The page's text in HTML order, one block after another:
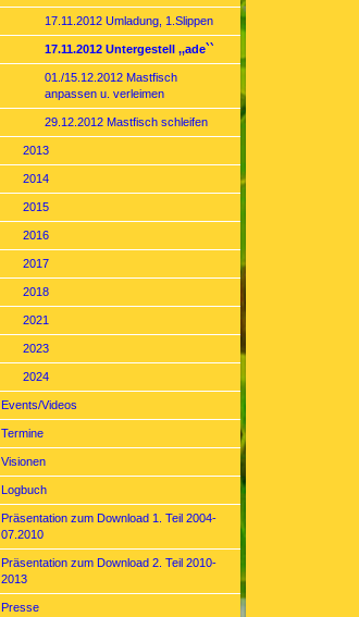
17.11.2012 Umladung, 1.Slippen
17.11.2012 Untergestell ,,ade``
01./15.12.2012 Mastfisch
anpassen u. verleimen
29.12.2012 Mastfisch schleifen
2013
2014
2015
2016
2017
2018
2021
2023
2024
Events/Videos
Termine
Visionen
Logbuch
Präsentation zum Download 1. Teil 2004-
07.2010
Präsentation zum Download 2. Teil 2010-
2013
Presse